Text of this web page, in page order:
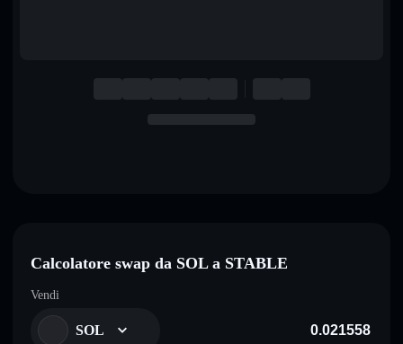
Calcolatore swap da SOL a STABLE
Vendi
SOL